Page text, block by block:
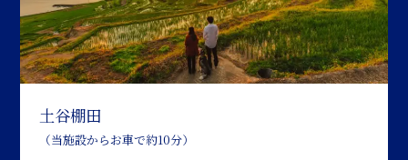
土谷棚田
（当施設からお車で約10分）